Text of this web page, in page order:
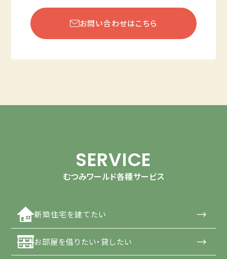
お問い合わせはこちら
SERVICE
むつみワールド各種サービス
新築住宅を建てたい →
お部屋を借りたい・貸したい →